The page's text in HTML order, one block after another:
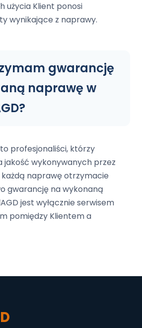
Zielona Góra
357·Dojazd gratis · Naprawa w 24h
Wszystkie miasta →
użycia Klient ponosi
wynikające z naprawy.
gwarancję
naprawę w
profesjonaliści, którzy
jakość wykonywanych przez
każdą naprawę otrzymacie
gwarancję na wykonaną
jest wyłącznie serwisem
pomiędzy Klientem a